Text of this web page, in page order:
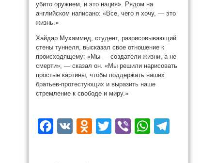
убито оружием, и это нация». Рядом на
английском написано: «Все, чего я хочу, — это
жизнь.»
Хайдар Мухаммед, студент, разрисовывающий
стены туннеля, высказал свое отношение к
происходящему: «Мы — создатели жизни, а не
смерти», — сказал он. «Мы решили нарисовать
простые картины, чтобы поддержать наших
братьев-протестующих и выразить наше
стремление к свободе и миру.»
Facebook
VK Odnoklassniki
Twitter
Viber